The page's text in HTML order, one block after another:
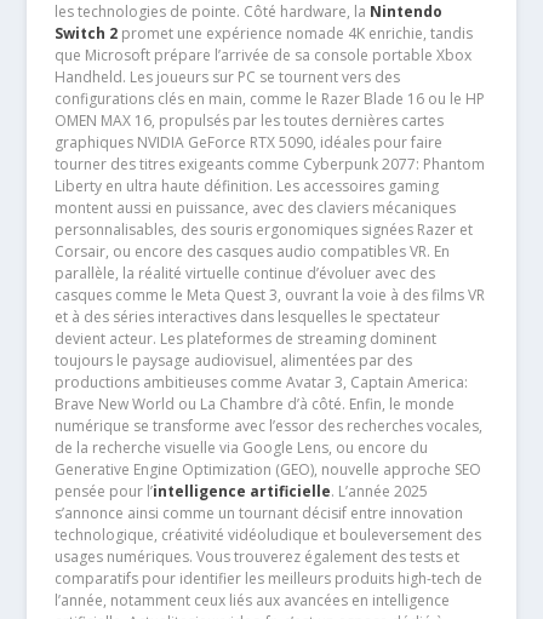
les technologies de pointe. Côté hardware, la Nintendo
Switch 2promet une expérience nomade 4K enrichie, tandis
que Microsoft prépare l’arrivée de sa console portable Xbox
Handheld. Les joueurs sur PC se tournent vers des
configurations clés en main, comme le Razer Blade 16 ou le HP
OMEN MAX 16, propulsés par les toutes dernières cartes
graphiques NVIDIA GeForce RTX 5090, idéales pour faire
tourner des titres exigeants comme Cyberpunk 2077: Phantom
Liberty en ultra haute définition. Les accessoires gaming
montent aussi en puissance, avec des claviers mécaniques
personnalisables, des souris ergonomiques signées Razer et
Corsair, ou encore des casques audio compatibles VR. En
parallèle, la réalité virtuelle continue d’évoluer avec des
casques comme le Meta Quest 3, ouvrant la voie à des films VR
et à des séries interactives dans lesquelles le spectateur
devient acteur. Les plateformes de streaming dominent
toujours le paysage audiovisuel, alimentées par des
productions ambitieuses comme Avatar 3, Captain America:
Brave New World ou La Chambre d’à côté. Enfin, le monde
numérique se transforme avec l’essor des recherches vocales,
de la recherche visuelle via Google Lens, ou encore du
Generative Engine Optimization (GEO), nouvelle approche SEO
pensée pour l’intelligence artificielle. L’année 2025
s’annonce ainsi comme un tournant décisif entre innovation
technologique, créativité vidéoludique et bouleversement des
usages numériques. Vous trouverez également des tests et
comparatifs pour identifier les meilleurs produits high-tech de
l’année, notamment ceux liés aux avancées en intelligence